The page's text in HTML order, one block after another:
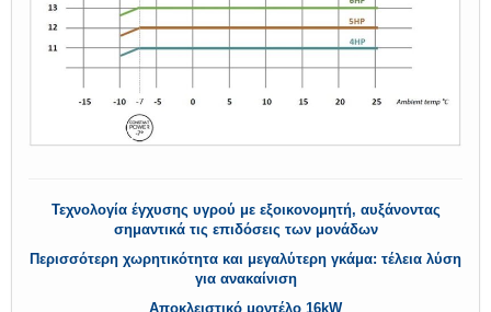
Τεχνολογία έγχυσης υγρού με εξοικονομητή, αυξάνοντας
σημαντικά τις επιδόσεις των μονάδων
Περισσότερη χωρητικότητα και μεγαλύτερη γκάμα: τέλεια λύση
για ανακαίνιση
Αποκλειστικό μοντέλο 16kW